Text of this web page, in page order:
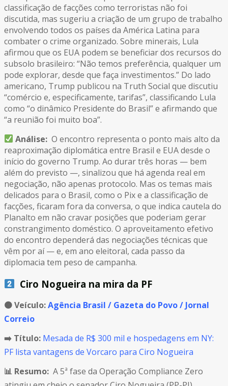
classificação de facções como terroristas não foi
discutida, mas sugeriu a criação de um grupo de trabalho
envolvendo todos os países da América Latina para
combater o crime organizado. Sobre minerais, Lula
afirmou que os EUA podem se beneficiar dos recursos do
subsolo brasileiro: “Não temos preferência, qualquer um
pode explorar, desde que faça investimentos.” Do lado
americano, Trump publicou na Truth Social que discutiu
“comércio e, especificamente, tarifas”, classificando Lula
como “o dinâmico Presidente do Brasil” e afirmando que
“a reunião foi muito boa”.
Análise:O encontro representa o ponto mais alto da
reaproximação diplomática entre Brasil e EUA desde o
início do governo Trump. Ao durar três horas — bem
além do previsto —, sinalizou que há agenda real em
negociação, não apenas protocolo. Mas os temas mais
delicados para o Brasil, como o Pix e a classificação de
facções, ficaram fora da conversa, o que indica cautela do
Planalto em não cravar posições que poderiam gerar
constrangimento doméstico. O aproveitamento efetivo
do encontro dependerá das negociações técnicas que
vêm por aí — e, em ano eleitoral, cada passo da
diplomacia tem peso de campanha.
Ciro Nogueira na mira da PF
🟠Veículo:Agência Brasil / Gazeta do Povo / Jornal
Correio
➡️ Título: Mesada de R$ 300 mil e hospedagens em NY:
PF lista vantagens de Vorcaro para Ciro Nogueira
📊 Resumo: A 5ª fase da Operação Compliance Zero